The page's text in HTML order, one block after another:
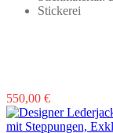
Stickerei
550,00 €Dieses
Produkt
weist